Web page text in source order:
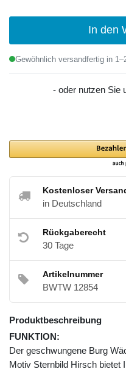
In den
Gewöhnlich versandfertig in
- oder nutzen Sie
Kostenloser
in Deutschland
Rückgaberecht
30 Tage
Artikelnummer
BWTW 12854
Produktbeschreibung
FUNKTION:
Der geschwungene Burg
Motiv Sternbild Hirsch bietet